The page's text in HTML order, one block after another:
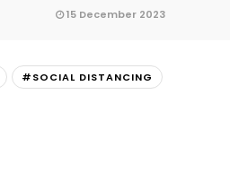
15 December 2023
#SOCIAL DISTANCING